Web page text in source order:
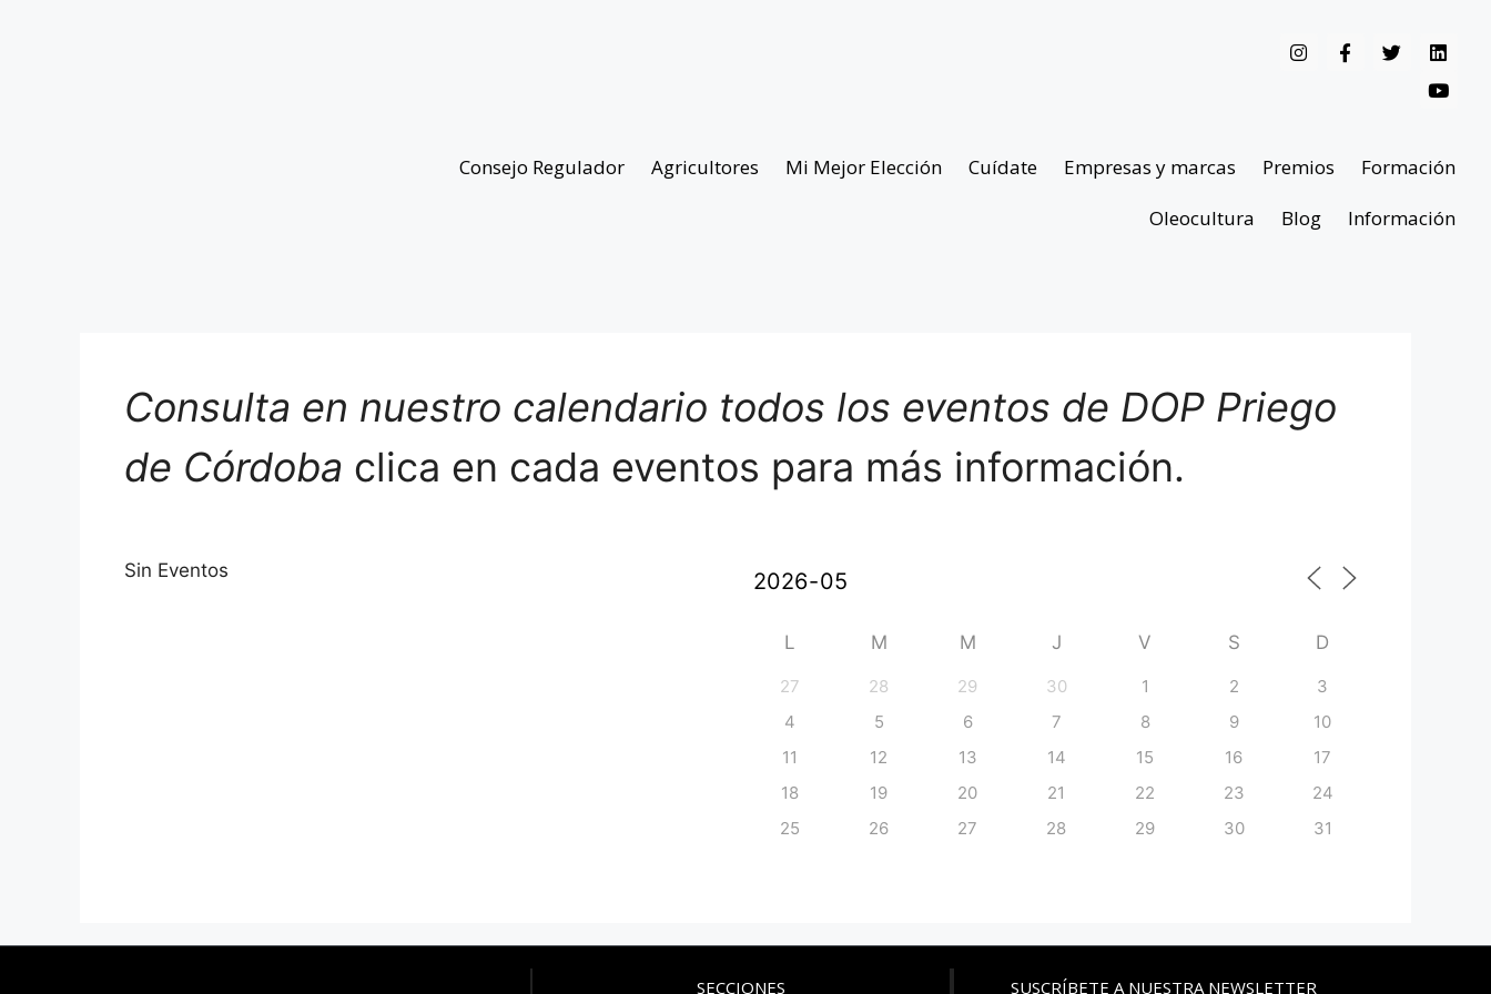
Consejo Regulador Agricultores Mi Mejor Elección Cuídate Empresas y marcas Premios
Formación
Oleocultura
Blog Información
Consulta en nuestro calendario todos los eventos de DOP Priego
de Córdoba clica en cada eventos para más información.
Sin Eventos
L M M J V S D
27 28 29 30 1 2
3
4
5 6 7 8 9
10
11
12 13 14 15 16
17
18
19 20 21 22 23
24
25
26 27 28 29 30 31
SECCIONES SUSCRÍBETE A NUESTRA NEWSLETTER